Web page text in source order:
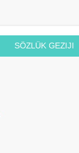
SÖZLÜK GEZIJI